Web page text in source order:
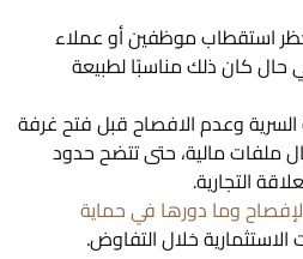
استقطاب موظفين أو عملاء
حال كان ذلك مناسبًا لطبيعة
وعدم الافصاح قبل فتح غرفة
ملفات مالية، حتى تتضح حدود
التجارية.
وما دورها في حماية
خلال التفاوض.